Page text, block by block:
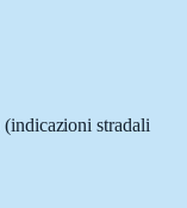
(indicazioni stradali